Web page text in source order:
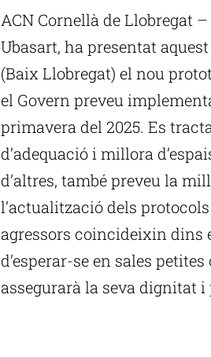
ACN Cornellà de Llobregat
Ubasart, ha presentat
(Baix Llobregat) el nou
el Govern preveu
primavera del 2025. Es
d’adequació i millora
d’altres, també preveu la
l’actualització dels
agressors coincideixin dins
d’esperar-se en sales
assegurarà la seva dignitat